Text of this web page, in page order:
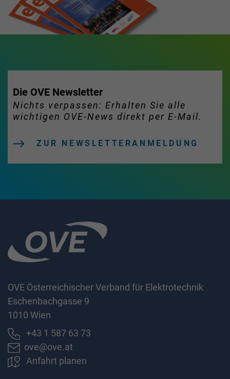
Die OVE Newsletter
Nichts verpassen: Erhalten Sie alle
wichtigen OVE-News direkt per E-Mail.
ZUR NEWSLETTERANMELDUNG
OVE Österreichischer Verband für Elektrotechnik
Eschenbachgasse 9
1010 Wien
+43 1 587 63 73
ove@ove.at
Anfahrt planen